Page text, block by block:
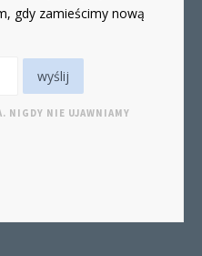
gdy zamieścimy nową
NIGDY NIE UJAWNIAMY